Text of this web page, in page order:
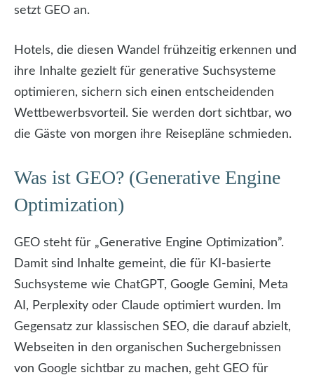
setzt GEO an.
Hotels, die diesen Wandel frühzeitig erkennen und
ihre Inhalte gezielt für generative Suchsysteme
optimieren, sichern sich einen entscheidenden
Wettbewerbsvorteil. Sie werden dort sichtbar, wo
die Gäste von morgen ihre Reisepläne schmieden.
Was ist GEO? (Generative Engine
Optimization)
GEO steht für „Generative Engine Optimization”.
Damit sind Inhalte gemeint, die für KI-basierte
Suchsysteme wie ChatGPT, Google Gemini, Meta
AI, Perplexity oder Claude optimiert wurden. Im
Gegensatz zur klassischen SEO, die darauf abzielt,
Webseiten in den organischen Suchergebnissen
von Google sichtbar zu machen, geht GEO für